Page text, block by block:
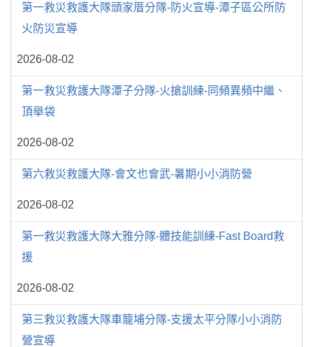
第一救災救護大隊頭家厝分隊-防火宣導-潭子區公所防
火防災宣導
2026-08-02
第一救災救護大隊潭子分隊-火搶訓練-同頻異頻中繼、
頂舉袋
2026-08-02
第六救災救護大隊-會文也會武-暑期小小消防營
2026-08-02
第一救災救護大隊大雅分隊-體技能訓練-Fast Board救
援
2026-08-02
第三救災救護大隊車籠埔分隊-支援太平分隊小小消防
營宣導